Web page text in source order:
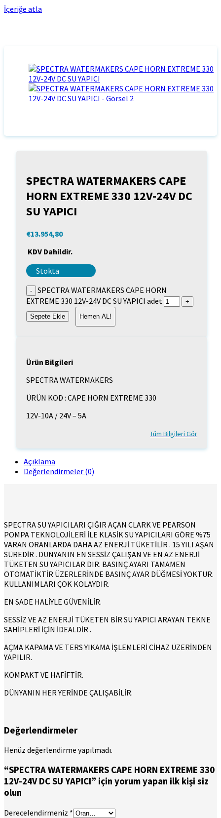
İçeriğe atla
SPECTRA WATERMAKERS CAPE
HORN EXTREME 330 12V-24V DC
SU YAPICI
€13.954,80
KDV Dahildir.
Stokta
SPECTRA WATERMAKERS CAPE HORN
EXTREME 330 12V-24V DC SU YAPICI adet
Sepete Ekle Hemen AL!
Ürün Bilgileri
SPECTRA WATERMAKERS
ÜRÜN KOD : CAPE HORN EXTREME 330
12V-10A / 24V – 5A
Tüm Bilgileri Gör
Açıklama
Değerlendirmeler (0)
SPECTRA SU YAPICILARI ÇIĞIR AÇAN CLARK VE PEARSON
POMPA TEKNOLOJİLERİ İLE KLASİK SU YAPICILARI GÖRE %75
VARAN ORANLARDA DAHA AZ ENERJİ TÜKETİLİR . 15 YILI AŞAN
SÜREDİR . DÜNYANIN EN SESSİZ ÇALIŞAN VE EN AZ ENERJİ
TÜKETEN SU YAPICILAR DIR. BASINÇ AYARI TAMAMEN
OTOMATİKTİR ÜZERLERİNDE BASINÇ AYAR DÜĞMESİ YOKTUR.
KULLANIMLARI ÇOK KOLAYDIR.
EN SADE HALİYLE GÜVENİLİR.
SESSİZ VE AZ ENERJİ TÜKETEN BİR SU YAPICI ARAYAN TEKNE
SAHİPLERİ İÇİN İDEALDİR .
AÇMA KAPAMA VE TERS YIKAMA İŞLEMLERİ CİHAZ ÜZERİNDEN
YAPILIR.
KOMPAKT VE HAFİFTİR.
DÜNYANIN HER YERİNDE ÇALIŞABİLİR.
Değerlendirmeler
Henüz değerlendirme yapılmadı.
“SPECTRA WATERMAKERS CAPE HORN EXTREME 330
12V-24V DC SU YAPICI” için yorum yapan ilk kişi siz
olun
Derecelendirmeniz *